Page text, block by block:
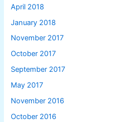
April 2018
January 2018
November 2017
October 2017
September 2017
May 2017
November 2016
October 2016